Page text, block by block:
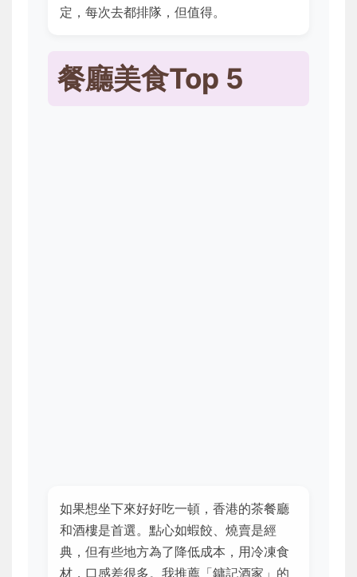
定，每次去都排隊，但值得。
餐廳美食Top 5
如果想坐下來好好吃一頓，香港的茶餐廳
和酒樓是首選。點心如蝦餃、燒賣是經
典，但有些地方為了降低成本，用冷凍食
材，口感差很多。我推薦「鏞記酒家」的